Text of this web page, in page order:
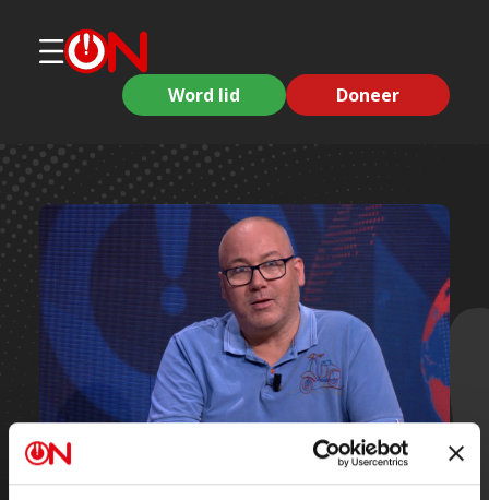
Word lid Doneer
Korte clips